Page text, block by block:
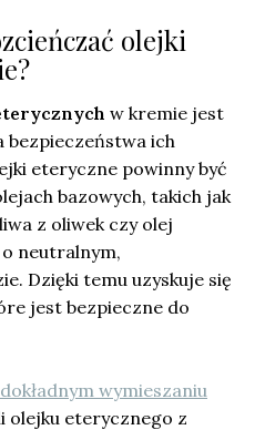
olejki
w kremie jest
bezpieczeństwa ich
eteryczne powinny być
bazowych, takich jak
z oliwek czy olej
neutralnym,
Dzięki temu uzyskuje się
jest bezpieczne do
wymieszaniu
olejku eterycznego z